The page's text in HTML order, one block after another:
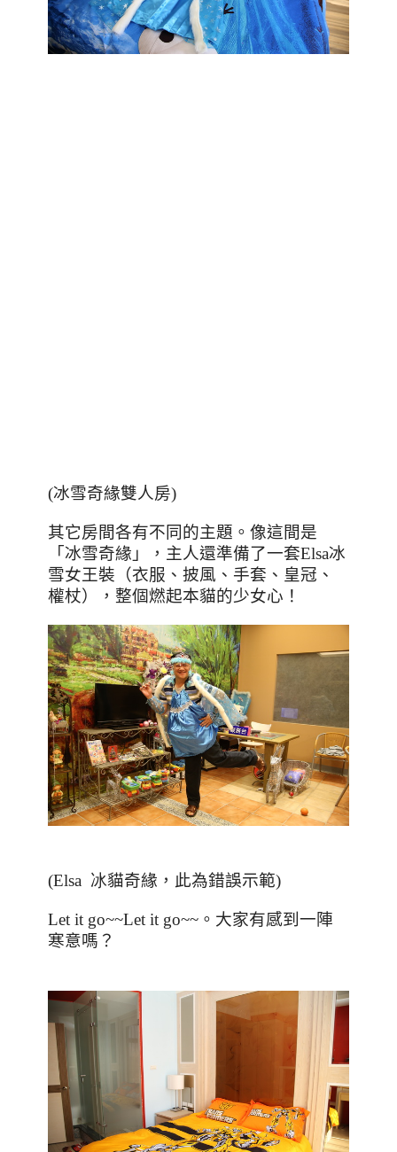
(冰雪奇緣雙人房)
其它房間各有不同的主題。像這間是
「冰雪奇緣」，主人還準備了一套Elsa冰
雪女王裝（衣服、披風、手套、皇冠、
權杖），整個燃起本貓的少女心！
(Elsa 冰貓奇緣，此為錯誤示範)
Let it go~~Let it go~~ 。 大家有感到一陣
寒意嗎？